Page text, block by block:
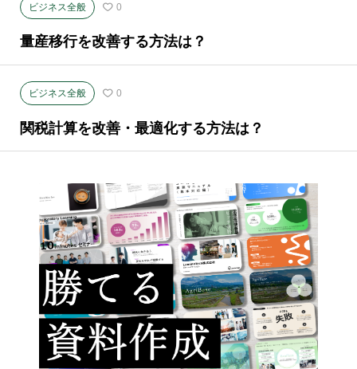
ビジネス全般 0
量産移行を改善する方法は？
ビジネス全般 0
関税計算を改善・最適化する方法は？